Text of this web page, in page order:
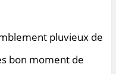
pluvieux de
bon moment de